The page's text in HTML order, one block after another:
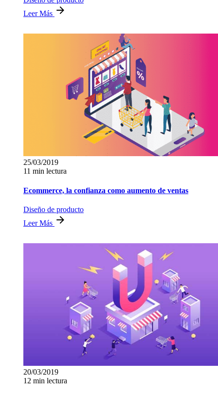
Leer Más
25/03/2019
11 min lectura
Ecommerce, la confianza como aumento de ventas
Diseño de producto
Leer Más
20/03/2019
12 min lectura